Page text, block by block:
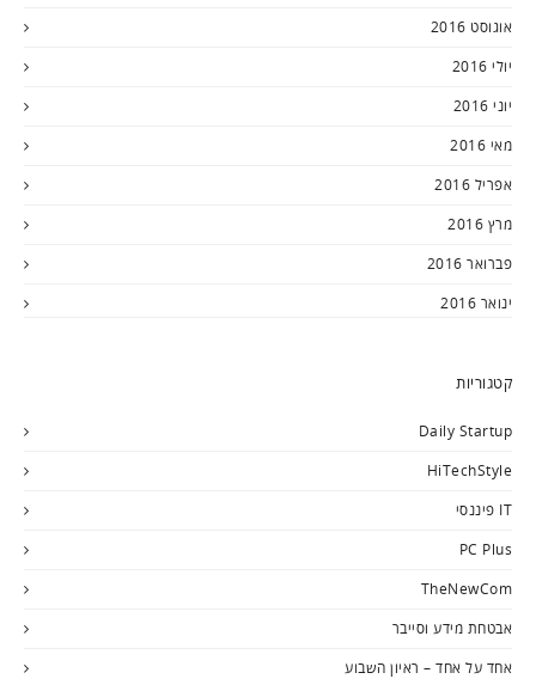
אוגוסט 2016
יולי 2016
יוני 2016
מאי 2016
אפריל 2016
מרץ 2016
פברואר 2016
ינואר 2016
קטגוריות
Daily Startup
HiTechStyle
IT פיננסי
PC Plus
TheNewCom
אבטחת מידע וסייבר
אחד על אחד – ראיון השבוע